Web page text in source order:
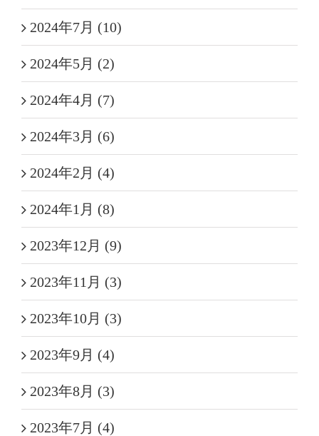
2024年7月 (10)
2024年5月 (2)
2024年4月 (7)
2024年3月 (6)
2024年2月 (4)
2024年1月 (8)
2023年12月 (9)
2023年11月 (3)
2023年10月 (3)
2023年9月 (4)
2023年8月 (3)
2023年7月 (4)